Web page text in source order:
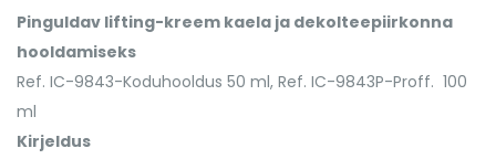
Pinguldav lifting-kreem kaela ja dekolteepiirkonna
hooldamiseks
Ref. IC-9843-Koduhooldus 50 ml, Ref. IC-9843P-Proff. 100
ml
Kirjeldus